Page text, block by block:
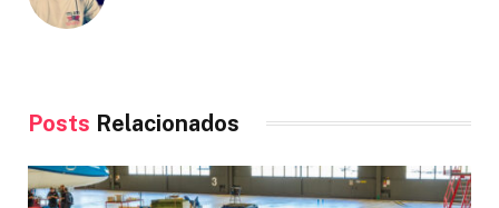
Posts Relacionados